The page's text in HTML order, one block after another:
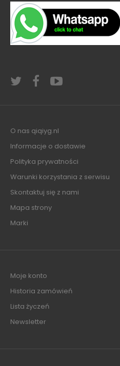
O nas qiqiyg.nl
Informacje o dostawie
Polityka prywatności
Warunki korzystania z serwisu
Skontaktuj się z nami
Mapa strony
Marki
Moje konto
Historia zamówień
Lista życzeń
Newsletter